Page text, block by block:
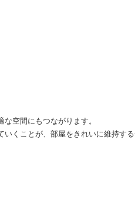
空間にもつながります。
くことが、部屋をきれいに維持す